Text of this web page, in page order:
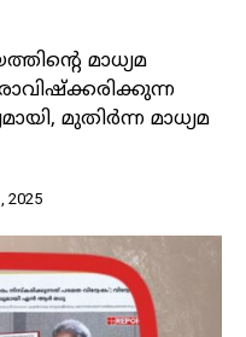
മാധ്യമ
മുതിർന്ന മാധ്യമ
2025